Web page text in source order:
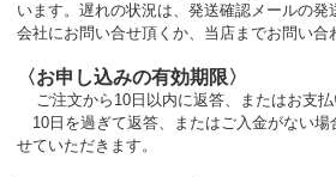
います。遅れの状況は、発送確認メールの発
会社にお問い合せ頂くか、当店までお問い合
〈お申し込みの有効期限〉
ご注文から10日以内に返答、またはお支払
10日を過ぎて返答、またはご入金がない場
せていただきます。